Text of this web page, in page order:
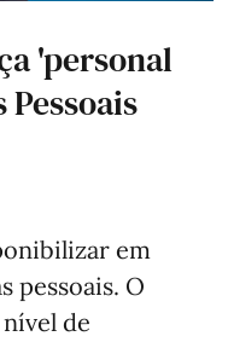
'personal
em
pessoais. O
de